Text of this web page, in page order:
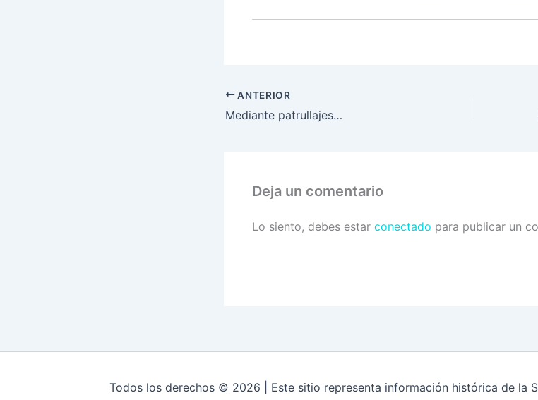
ANTERIOR
Mediante patrullajes…
Deja un comentario
Lo siento, debes estar conectado para publicar un
Todos los derechos © 2026 | Este sitio representa información histórica de la